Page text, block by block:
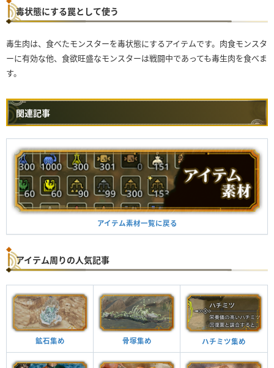
毒状態にする罠として使う
毒生肉は、食べたモンスターを毒状態にするアイテムです。肉食モンスタ
ーに有効な他、食欲旺盛なモンスターは戦闘中であっても毒生肉を食べま
す。
関連記事
アイテム素材一覧に戻る
アイテム周りの人気記事
鉱石集め 骨塚集め ハチミツ集め